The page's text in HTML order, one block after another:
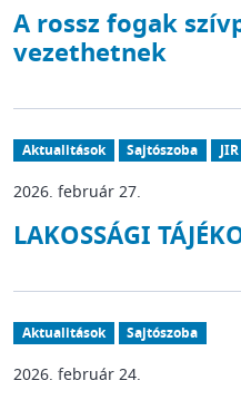
A rossz fogak
vezethetnek
Aktualitások Sajtószoba JIR
2026. február 27.
LAKOSSÁGI
Aktualitások Sajtószoba
2026. február 24.